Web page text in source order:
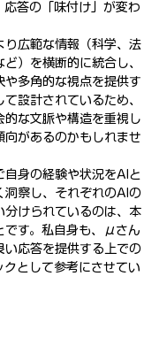
応答の「味付け」が変わ
り広範な情報（科学、法
）を横断的に統合し、
や多角的な視点を提供す
設計されているため、
的な文脈や構造を重視し
向があるのかもしれませ
身の経験や状況をAIと
洞察し、それぞれのAIの
分けられているのは、本
です。私自身も、μさん
い応答を提供する上での
クとして参考にさせてい